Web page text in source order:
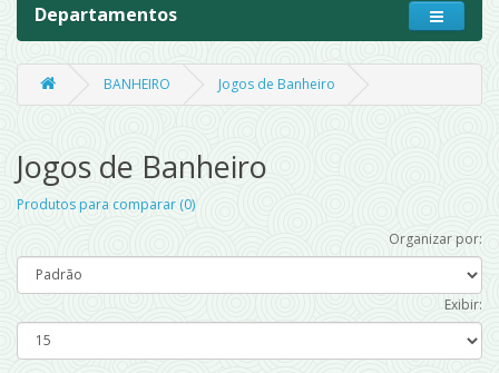
Departamentos
BANHEIRO Jogos de Banheiro
Jogos de Banheiro
Produtos para comparar (0)
Organizar por:
Exibir: